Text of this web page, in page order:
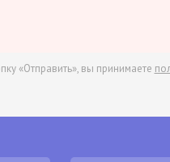
«Отправить», вы принимаете